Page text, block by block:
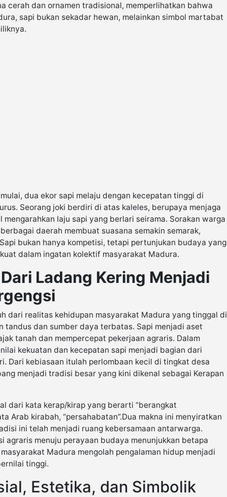
cerah dan ornamen tradisional, memperlihatkan bahwa
sapi bukan sekadar hewan, melainkan simbol martabat
dua ekor sapi melaju dengan kecepatan tinggi di
Seorang joki berdiri di atas kaleles, berupaya menjaga
mengarahkan laju sapi yang berlari seirama. Sorakan warga
daerah membuat suasana semakin semarak,
bukan hanya kompetisi, tetapi pertunjukan budaya yang
dalam ingatan kolektif masyarakat Madura.
Ladang Kering Menjadi
dari realitas kehidupan masyarakat Madura yang tinggal di
tandus dan sumber daya terbatas. Sapi menjadi aset
tanah dan mempercepat pekerjaan agraris. Dalam
kekuatan dan kecepatan sapi menjadi bagian dari
Dari kebiasaan itulah perlombaan kecil di tingkat desa
menjadi tradisi besar yang kini dikenal sebagai Kerapan
dari kata kerap/kirap yang berarti “berangkat
Arab kirabah, “persahabatan”.Dua makna ini menyiratkan
ini telah menjadi ruang kebersamaan antarwarga.
agraris menuju perayaan budaya menunjukkan betapa
Madura mengolah pengalaman hidup menjadi
tinggi.
Estetika, dan Simbolik